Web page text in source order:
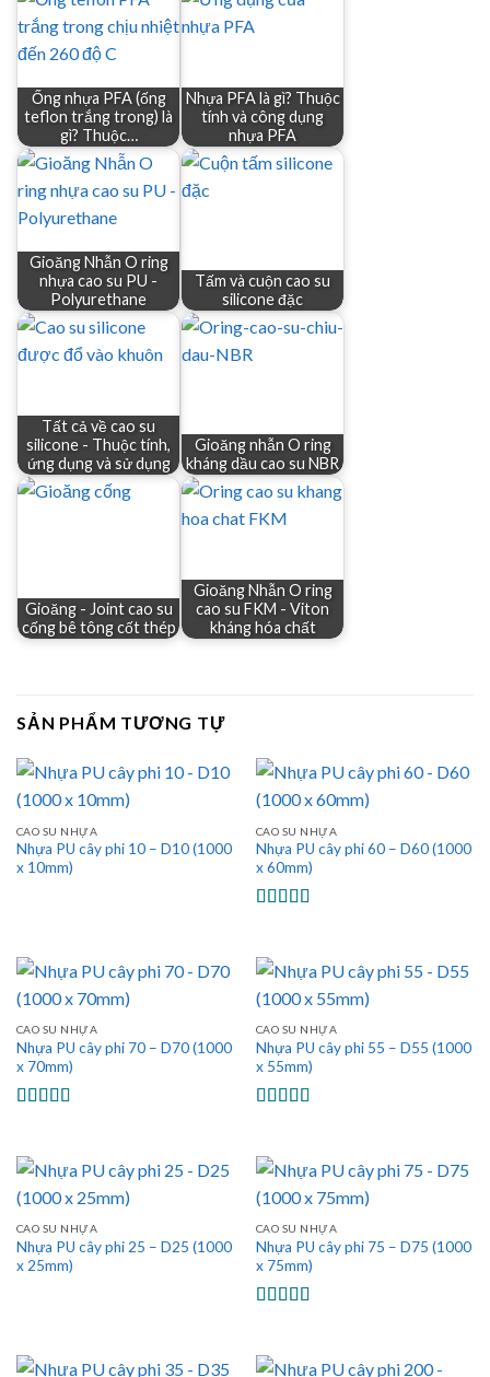
Ống nhựa PFA (ống
teflon trắng trong) là
gì? Thuộc…
Nhựa PFA là gì? Thuộc
tính và công dụng
nhựa PFA
Gioăng Nhẫn O ring
nhựa cao su PU -
Polyurethane
Tấm và cuộn cao su
silicone đặc
Tất cả về cao su
silicone - Thuộc tính,
ứng dụng và sử dụng
Gioăng nhẫn O ring
kháng dầu cao su NBR
Gioăng - Joint cao su
cống bê tông cốt thép
Gioăng Nhẫn O ring
cao su FKM - Viton
kháng hóa chất
SẢN PHẨM TƯƠNG TỰ
CAO SU NHỰA
Nhựa PU cây phi 10 – D10 (1000
x 10mm)
CAO SU NHỰA
Nhựa PU cây phi 60 – D60 (1000
x 60mm)
sao
CAO SU NHỰA
Nhựa PU cây phi 70 – D70 (1000
x 70mm)
sao
CAO SU NHỰA
Nhựa PU cây phi 55 – D55 (1000
x 55mm)
sao
CAO SU NHỰA
Nhựa PU cây phi 25 – D25 (1000
x 25mm)
CAO SU NHỰA
Nhựa PU cây phi 75 – D75 (1000
x 75mm)
sao